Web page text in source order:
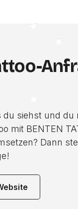
du siehst und du
mit BENTEN
Dann